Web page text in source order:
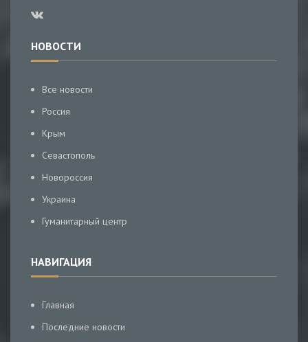
НОВОСТИ
Все новости
Россия
Крым
Севастополь
Новороссия
Украина
Гуманитарный центр
НАВИГАЦИЯ
Главная
Последние новости